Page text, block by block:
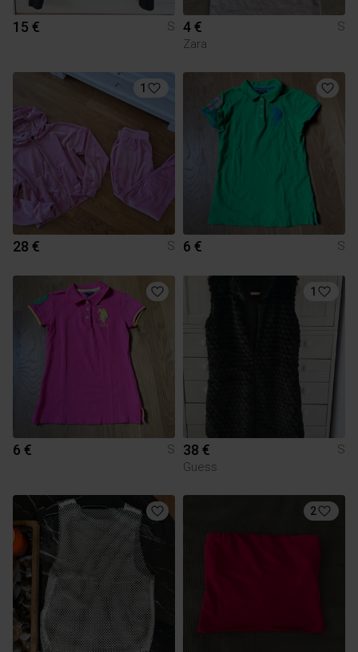
15 € S 4 €
S
Zara
1
28 € S 6 € S
6 € S
1
38 €
S
Guess
2